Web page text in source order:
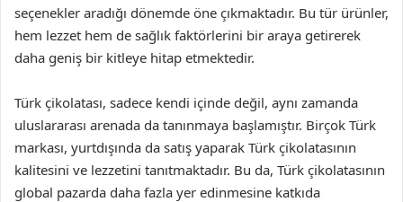
seçenekler aradığı dönemde öne çıkmaktadır. Bu tür ürünler,
hem lezzet hem de sağlık faktörlerini bir araya getirerek
daha geniş bir kitleye hitap etmektedir.
Türk çikolatası, sadece kendi içinde değil, aynı zamanda
uluslararası arenada da tanınmaya başlamıştır. Birçok Türk
markası, yurtdışında da satış yaparak Türk çikolatasının
kalitesini ve lezzetini tanıtmaktadır. Bu da, Türk çikolatasının
global pazarda daha fazla yer edinmesine katkıda